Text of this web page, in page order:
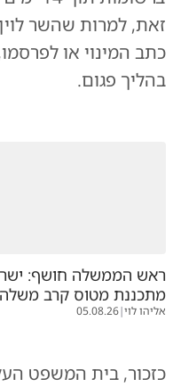
זאת, למרות שהשר
כתב המינוי או
בהליך פגום.
ראש הממשלה חושף:
מתכננת מטוס קרב משלה
אליהו לוי|
05.08.26
כזכור, בית המשפט